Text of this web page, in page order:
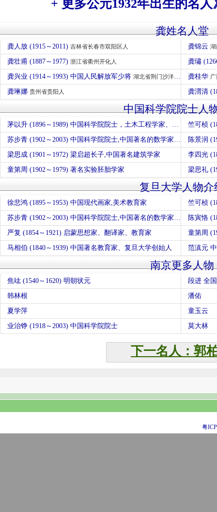
+ 更多公元1932年出生的名人
龚姓名人堂
龚人放 (1915～2011) 吉林省长春市双阳区人 龚锦云
龚壮甫 (1887～1977) 浙江省衢州开化人 龚璛
龚兴业 (1914～1993) 中国人民解放军少将 湖北省荆门沙洋县人 龚桂华
龚琳娜 贵州省贵阳人 龚渭清
中国科学院院士人
茅以升 (1896～1989) 中国科学院院士，土木工程学家、桥梁专家、工程教育家 竺可桢
苏步青 (1902～2003) 中国科学院院士,中国著名的数学家、教育家，中国微分几何学派创始人 陈景润
梁思成 (1901～1972) 梁启超长子,中国著名建筑学家 李四光
童第周 (1902～1979) 著名实验胚胎学家 梁思礼
复旦大学人物介
徐悲鸿 (1895～1953) 中国现代画家,美术教育家 竺可桢
苏步青 (1902～2003) 中国科学院院士,中国著名的数学家、教育家，中国微分几何学派创始人 陈寅恪
严复 (1854～1921) 启蒙思想家、翻译家、教育家 童第周
马相伯 (1840～1939) 中国著名教育家、复旦大学创始人 范滇元
南京更多人物
焦竑 (1540～1620) 明朝状元 段进 全
韩林根 潘佑
夏学萍 童玉云
业治铮 (1918～2003) 中国科学院院士 莫大林
下一名人：郭
粤